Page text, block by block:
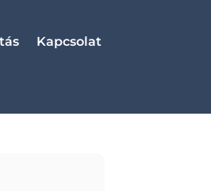
Kapcsolat